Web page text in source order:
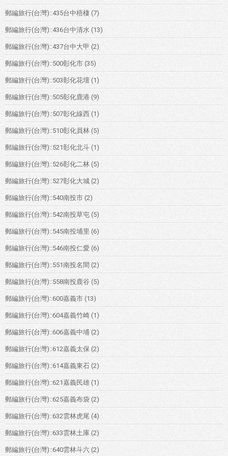
郵編旅行(台灣)::435台中梧棲 (7)
郵編旅行(台灣)::436台中清水 (13)
郵編旅行(台灣)::437台中大甲 (2)
郵編旅行(台灣)::500彰化市 (35)
郵編旅行(台灣)::503彰化花壇 (1)
郵編旅行(台灣)::505彰化鹿港 (9)
郵編旅行(台灣)::507彰化線西 (1)
郵編旅行(台灣)::510彰化員林 (5)
郵編旅行(台灣)::521彰化北斗 (1)
郵編旅行(台灣)::526彰化二林 (5)
郵編旅行(台灣)::527彰化大城 (2)
郵編旅行(台灣)::540南投市 (2)
郵編旅行(台灣)::542南投草屯 (5)
郵編旅行(台灣)::545南投埔里 (6)
郵編旅行(台灣)::546南投仁愛 (6)
郵編旅行(台灣)::551南投名間 (2)
郵編旅行(台灣)::558南投鹿谷 (5)
郵編旅行(台灣)::600嘉義市 (13)
郵編旅行(台灣)::604嘉義竹崎 (1)
郵編旅行(台灣)::606嘉義中埔 (2)
郵編旅行(台灣)::612嘉義太保 (2)
郵編旅行(台灣)::614嘉義東石 (2)
郵編旅行(台灣)::621嘉義民雄 (1)
郵編旅行(台灣)::625嘉義布袋 (2)
郵編旅行(台灣)::632雲林虎尾 (4)
郵編旅行(台灣)::633雲林土庫 (2)
郵編旅行(台灣)::640雲林斗六 (2)